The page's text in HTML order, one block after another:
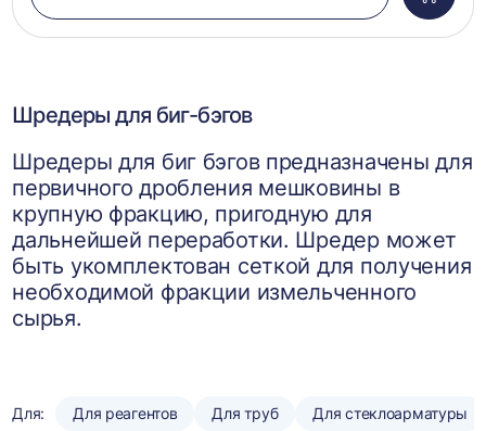
в
Шредеры для биг-бэгов
Шредеры для биг бэгов предназначены для
первичного дробления мешковины в
крупную фракцию, пригодную для
дальнейшей переработки. Шредер может
быть укомплектован сеткой для получения
необходимой фракции измельченного
сырья.
Для: Для реагентов Для труб Для стеклоарматуры